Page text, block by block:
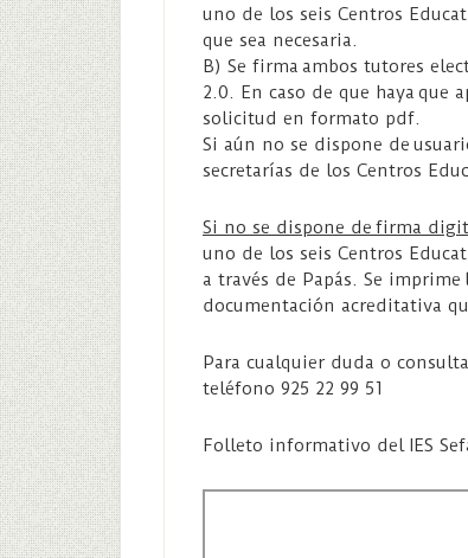
uno de los seis Centros
que sea necesaria.
B) Se firma ambos tutores
2.0. En caso de que haya que
solicitud en formato pdf.
Si aún no se dispone de
secretarías de los Centros
Si no se dispone de firma
uno de los seis Centros
a través de Papás. Se
documentación acreditativa
Para cualquier duda o
teléfono 925 22 99 51
Folleto informativo del IES